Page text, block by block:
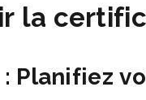
la
: Planifiez